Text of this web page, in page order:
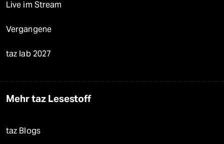
Live im Stream
Vergangene
taz lab 2027
Mehr taz Lesestoff
taz Blogs